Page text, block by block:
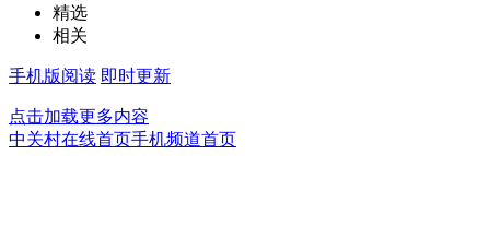
精选
相关
手机版阅读 即时更新
点击加载更多内容
中关村在线首页手机频道首页